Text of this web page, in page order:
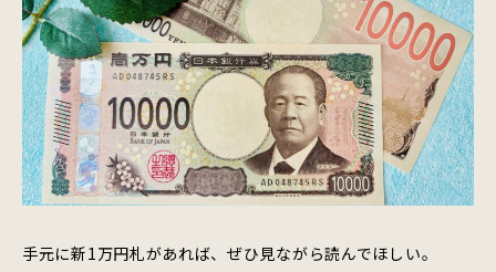
手元に新1万円札があれば、ぜひ見ながら読んでほしい。